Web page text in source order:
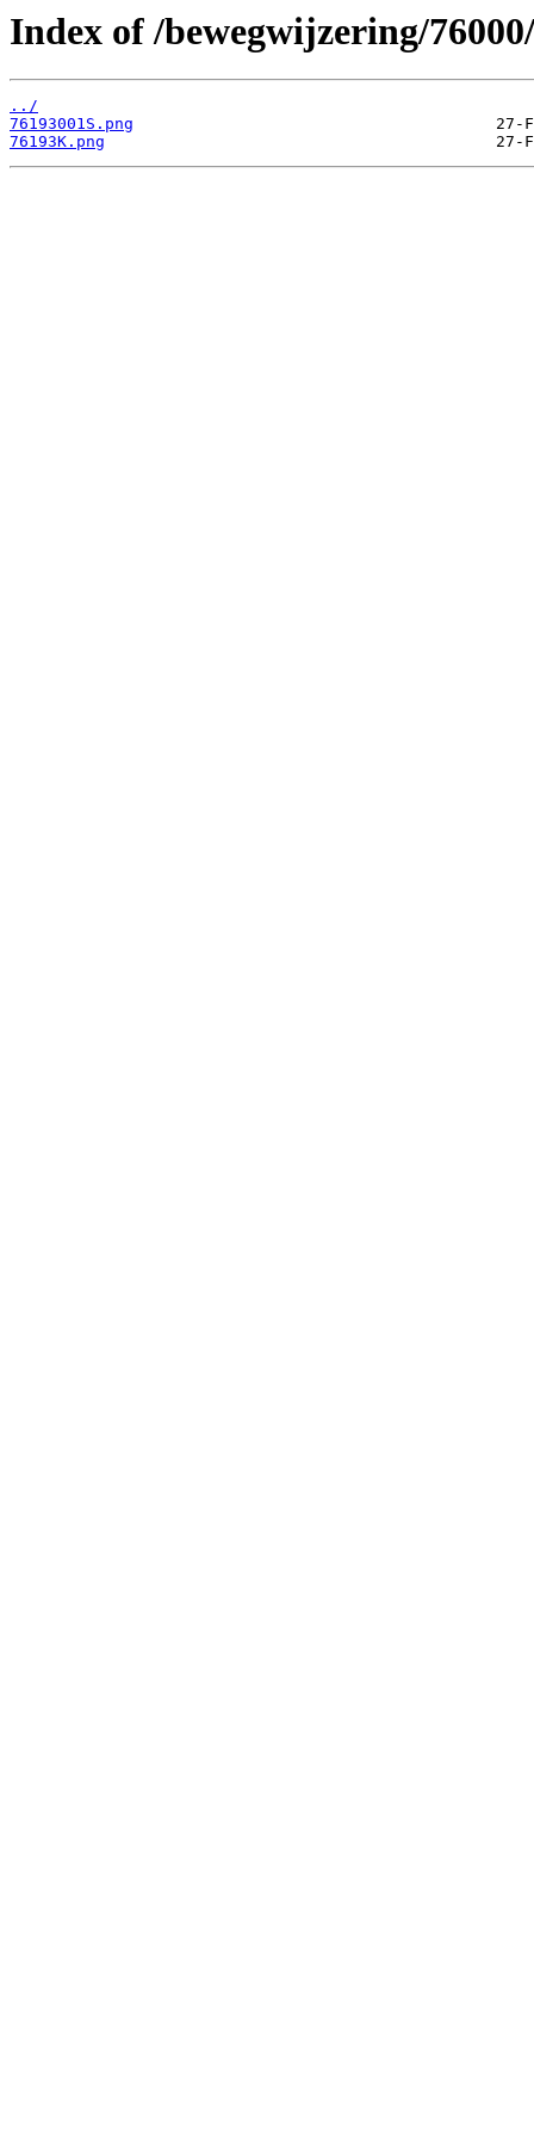
Index of /bewegwijzering/
../
76193001S.png
76193K.png